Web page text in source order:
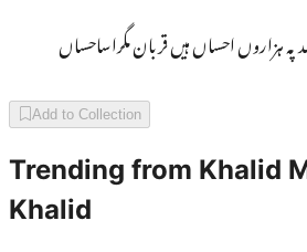
ہزاروں احساں ہیں قربان مگراساحساں
Add to Collection
Trending from Khalid
Khalid